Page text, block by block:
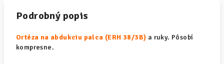
Podrobný popis
Ortéza na abdukciu palca (ERH 38/3B) a ruky. Pôsobí
kompresne.